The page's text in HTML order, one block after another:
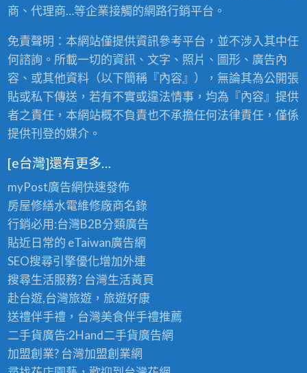
供
應
，
頂
級
老
茶
批
發
灣
山
茶
王
級
的
極
品
商、代理商…等企業接觸的網路行銷平台。
免責聲明：本網站僅提供資訊參考平台，並不涉入其中任
何諮詢。所載一切的資訊、文字、照片、圖形、廣告內
容、或其他資料（以下簡稱『內容』），無論其為公開張
貼或私下傳送，若有不實或違法情事，均為『內容』提供
者之責任，本網站概不負責也不承擔任何法律責任，僅係
提供刊登的媒介。
[e台灣]還有更多…
myPost廣告網快速發佈
房屋修繕水電維修廠商名錄
行銷必用:台灣B2B分類廣告
貼近日常的 eTaiwan廣告網
SEO搜尋引擎優化增加外連
搜尋生活服務? 台灣生活黃頁
赴台遊,台灣旅遊，旅遊好康
送禮伴手禮，台灣美食伴手禮推薦
二手貨廣告:2Hand二手貨廣告網
加盟創業? 台灣加盟創業網